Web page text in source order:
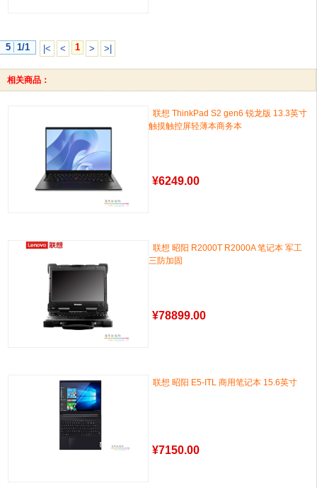
5 1/1 |< < 1 > >|
相关商品：
联想 ThinkPad S2 gen6 锐龙版 13.3英寸
触摸触控屏轻薄本商务本
¥6249.00
联想 昭阳 R2000T R2000A 笔记本 军工
三防加固
¥78899.00
联想 昭阳 E5-ITL 商用笔记本 15.6英寸
¥7150.00